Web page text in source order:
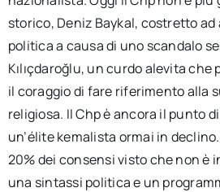
storico, Deniz Baykal, costretto ad
politica a causa di uno scandalo
Kılıçdaroğlu, un curdo alevita che
il coraggio di fare riferimento alla
religiosa. Il Chp è ancora il punto
un’élite kemalista ormai in
20% dei consensi visto che non è
una sintassi politica e un